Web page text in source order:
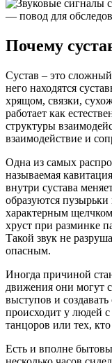
Почему
Сустав – это
него находятся
хрящом, связки,
работает как
структуры
взаимодействие и
Одна из самых
называемая
внутри сустава
образуются пузырьки
характерным
хруст при разминке
Такой звук не
опасным.
Иногда причиной
движения они могут
выступов и
происходит у людей
танцоров или тех,
Есть и вполне